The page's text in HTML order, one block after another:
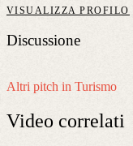
VISUALIZZA PROFILO
Discussione
Altri pitch in Turismo
Video correlati